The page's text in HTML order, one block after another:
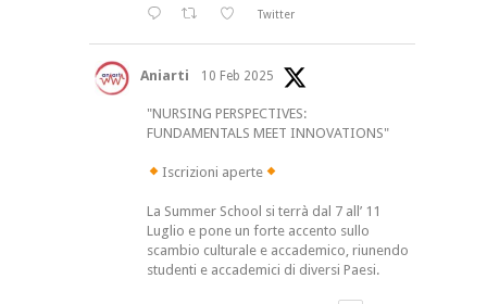
Twitter
Aniarti 10 Feb 2025
"NURSING PERSPECTIVES:
FUNDAMENTALS MEET INNOVATIONS"
Iscrizioni aperte
La Summer School si terrà dal 7 all’ 11
Luglio e pone un forte accento sullo
scambio culturale e accademico, riunendo
studenti e accademici di diversi Paesi.